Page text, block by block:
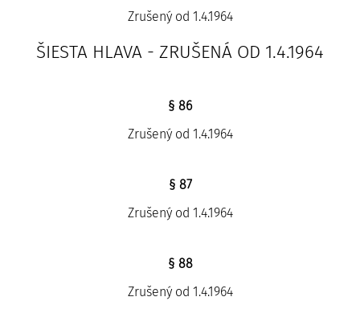
Zrušený od 1.4.1964
ŠIESTA HLAVA - ZRUŠENÁ OD 1.4.1964
§ 86
Zrušený od 1.4.1964
§ 87
Zrušený od 1.4.1964
§ 88
Zrušený od 1.4.1964